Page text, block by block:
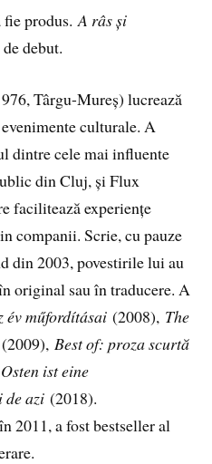
fie produs.A râs și
debut.
Târgu-Mureș) lucrează
culturale. A
dintre cele mai influente
din Cluj, și Flux
facilitează experiențe
companii. Scrie, cu pauze
din 2003, povestirile lui au
original sau în traducere. A
év műfordításai (2008), The
(2009),Best of: proza scurtă
ist eine
de azi (2018).
2011, a fost bestseller al